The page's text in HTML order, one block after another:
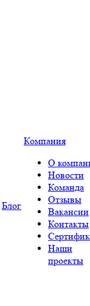
Блог
Компания
О
Новости
Команда
Отзывы
Вакансии
Контакты
Наши
проекты